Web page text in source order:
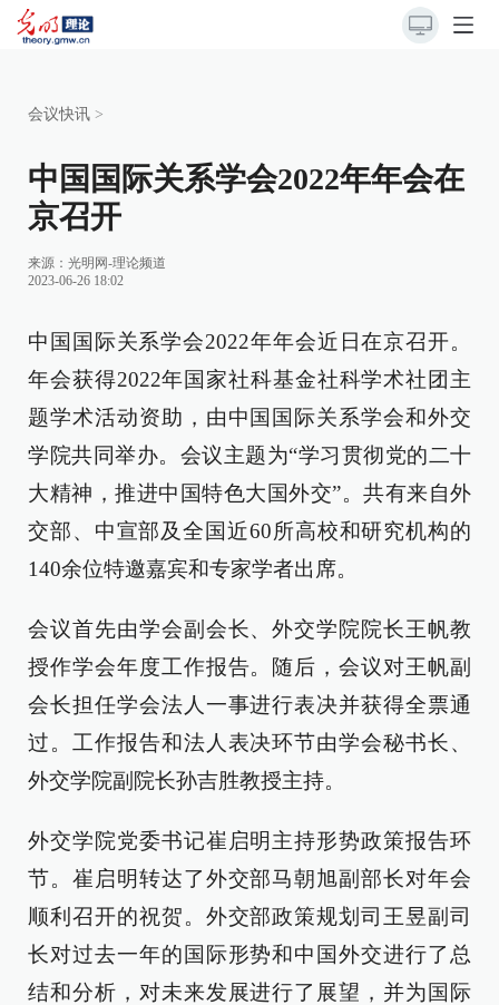
会议快讯 >
中国国际关系学会2022年年会在
京召开
来源： 光明网-理论频道
2023-06-26 18:02
中国国际关系学会2022年年会近日在京召开。
年会获得2022年国家社科基金社科学术社团主
题学术活动资助，由中国国际关系学会和外交
学院共同举办。会议主题为“学习贯彻党的二十
大精神，推进中国特色大国外交”。共有来自外
交部、中宣部及全国近60所高校和研究机构的
140余位特邀嘉宾和专家学者出席。
会议首先由学会副会长、外交学院院长王帆教
授作学会年度工作报告。随后，会议对王帆副
会长担任学会法人一事进行表决并获得全票通
过。工作报告和法人表决环节由学会秘书长、
外交学院副院长孙吉胜教授主持。
外交学院党委书记崔启明主持形势政策报告环
节。崔启明转达了外交部马朝旭副部长对年会
顺利召开的祝贺。外交部政策规划司王昱副司
长对过去一年的国际形势和中国外交进行了总
结和分析，对未来发展进行了展望，并为国际